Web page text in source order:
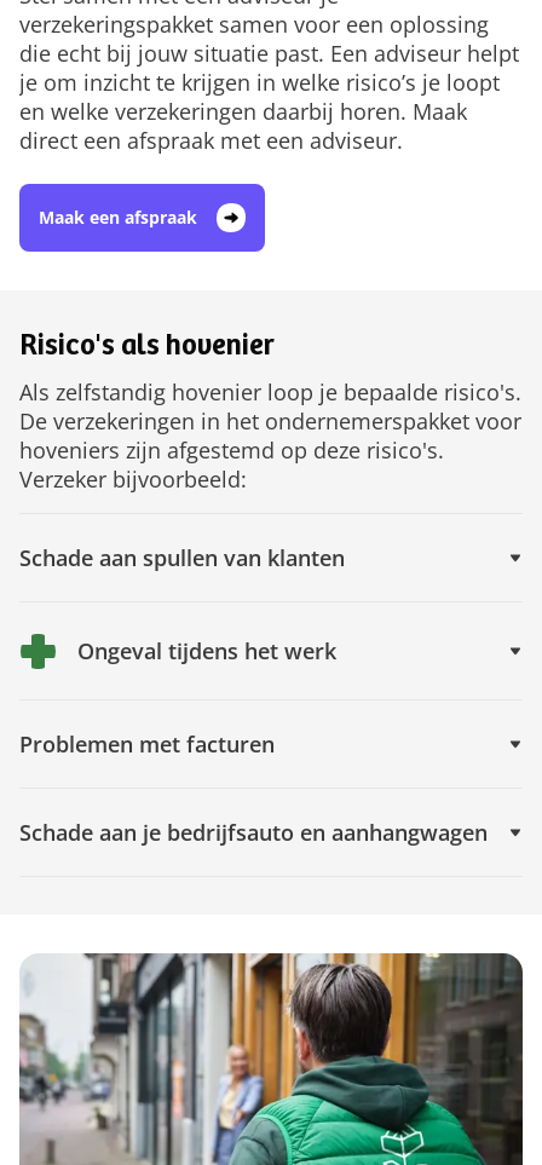
verzekeringspakket samen voor een oplossing
die echt bij jouw situatie past. Een adviseur helpt
je om inzicht te krijgen in welke risico’s je loopt
en welke verzekeringen daarbij horen. Maak
direct een afspraak met een adviseur.
Maak een afspraak
Risico's als hovenier
Als zelfstandig hovenier loop je bepaalde risico's.
De verzekeringen in het ondernemerspakket voor
hoveniers zijn afgestemd op deze risico's.
Verzeker bijvoorbeeld:
Schade aan spullen van klanten
Ongeval tijdens het werk
Problemen met facturen
Schade aan je bedrijfsauto en aanhangwagen